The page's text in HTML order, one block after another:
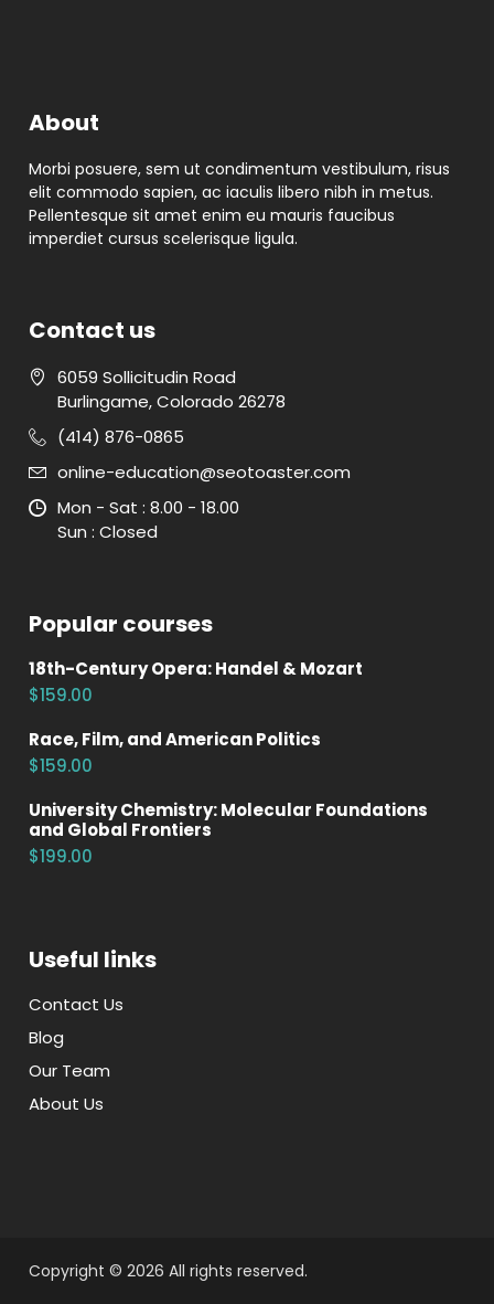
About
Morbi posuere, sem ut condimentum vestibulum, risus
elit commodo sapien, ac iaculis libero nibh in metus.
Pellentesque sit amet enim eu mauris faucibus
imperdiet cursus scelerisque ligula.
Contact us
6059 Sollicitudin Road
Burlingame,Colorado 26278
(414) 876-0865
online-education@seotoaster.com
Mon - Sat : 8.00 - 18.00
Sun : Closed
Popular courses
18th-Century Opera: Handel & Mozart
$159.00
Race, Film, and American Politics
$159.00
University Chemistry: Molecular Foundations
and Global Frontiers
$199.00
Useful links
Contact Us
Blog
Our Team
About Us
Copyright© 2026 All rights reserved.